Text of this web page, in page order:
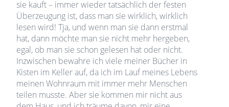
sie kauft – immer wieder tatsächlich der festen
Überzeugung ist, dass man sie wirklich, wirklich
lesen wird! Tja, und wenn man sie dann erstmal
hat, dann möchte man sie nicht mehr hergeben,
egal, ob man sie schon gelesen hat oder nicht.
Inzwischen bewahre ich viele meiner Bücher in
Kisten im Keller auf, da ich im Lauf meines Lebens
meinen Wohnraum mit immer mehr Menschen
teilen musste. Aber sie kommen mir nicht aus